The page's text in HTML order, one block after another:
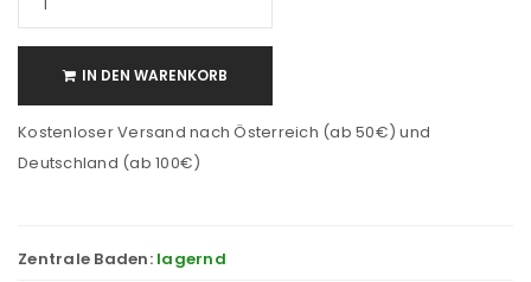
IN DEN WARENKORB
Kostenloser Versand nach Österreich (ab 50€) und
Deutschland (ab 100€)
Zentrale Baden: lagernd